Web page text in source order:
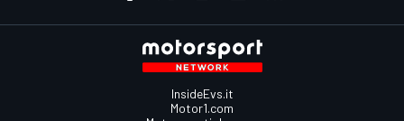
InsideEvs.it
Motor1.com